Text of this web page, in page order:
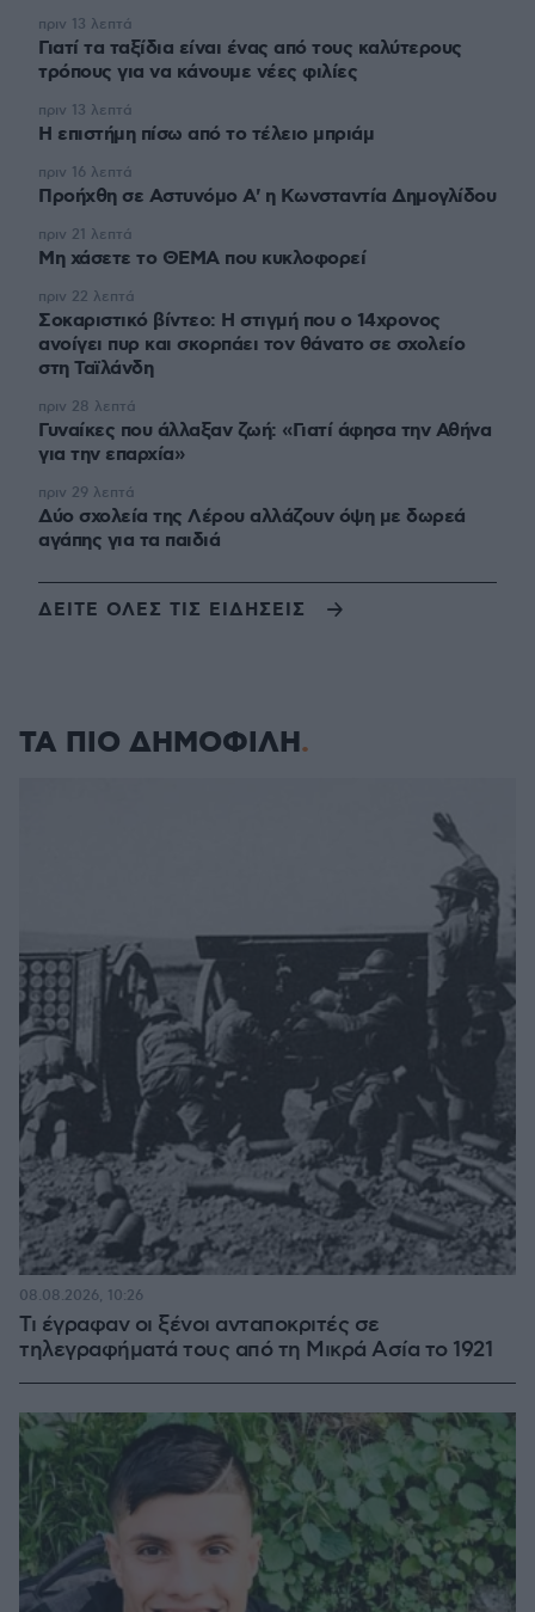
Γιατί τα ταξίδια είναι ένας από τους καλύτερους
τρόπους για να κάνουμε νέες φιλίες
πριν 13 λεπτά
Η επιστήμη πίσω από το τέλειο μπριάμ
πριν 13 λεπτά
Προήχθη σε Αστυνόμο Α' η Κωνσταντία Δημογλίδου
πριν 16 λεπτά
Μη χάσετε το ΘΕΜΑ που κυκλοφορεί
πριν 21 λεπτά
Σοκαριστικό βίντεο: Η στιγμή που ο 14χρονος
ανοίγει πυρ και σκορπάει τον θάνατο σε σχολείο
στη Ταϊλάνδη
πριν 22 λεπτά
Γυναίκες που άλλαξαν ζωή: «Γιατί άφησα την Αθήνα
για την επαρχία»
πριν 28 λεπτά
Δύο σχολεία της Λέρου αλλάζουν όψη με δωρεά
αγάπης για τα παιδιά
πριν 29 λεπτά
ΔΕΙΤΕ ΟΛΕΣ ΤΙΣ ΕΙΔΗΣΕΙΣ
ΤΑ ΠΙΟ ΔΗΜΟΦΙΛΗ
Τι έγραφαν οι ξένοι ανταποκριτές σε
τηλεγραφήματά τους από τη Μικρά Ασία το 1921
08.08.2026, 10:26